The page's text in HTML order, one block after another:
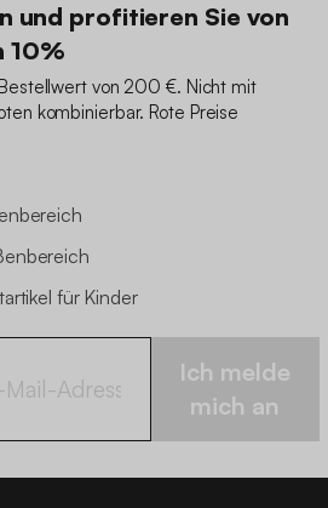
und profitieren Sie von
10%
von 200 €. Nicht mit
kombinierbar. Rote Preise
für Kinder
Ich melde
mich an